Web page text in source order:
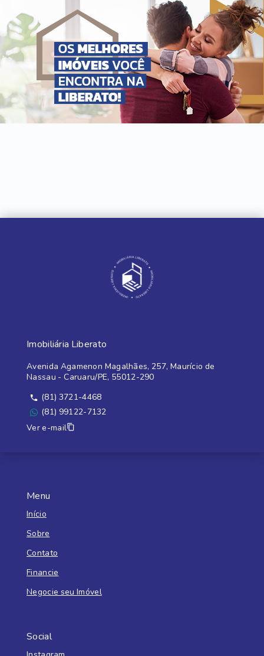
Menu
Início
Sobre
Contato
Financie
Negocie seu Imóvel
Social
Imobiliária Liberato
Avenida Agamenon Magalhães, 257, Maurício de
Nassau - Caruaru/PE, 55012-290
(81) 3721-4468
(81) 99122-7132
Ver e-mail